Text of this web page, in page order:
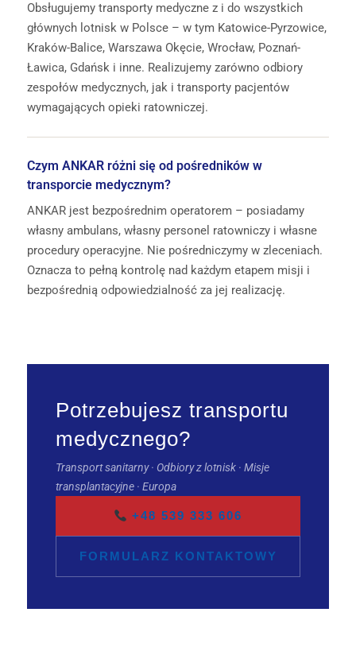
Obsługujemy transporty medyczne z i do wszystkich
głównych lotnisk w Polsce – w tym Katowice-Pyrzowice,
Kraków-Balice, Warszawa Okęcie, Wrocław, Poznań-
Ławica, Gdańsk i inne. Realizujemy zarówno odbiory
zespołów medycznych, jak i transporty pacjentów
wymagających opieki ratowniczej.
Czym ANKAR różni się od pośredników w
transporcie medycznym?
ANKAR jest bezpośrednim operatorem – posiadamy
własny ambulans, własny personel ratowniczy i własne
procedury operacyjne. Nie pośredniczymy w zleceniach.
Oznacza to pełną kontrolę nad każdym etapem misji i
bezpośrednią odpowiedzialność za jej realizację.
Potrzebujesz transportu
medycznego?
Transport sanitarny · Odbiory z lotnisk · Misje
transplantacyjne · Europa
+48 539 333 606
FORMULARZ KONTAKTOWY